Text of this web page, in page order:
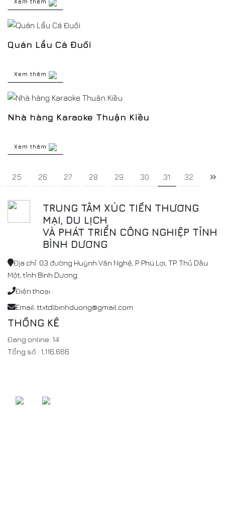
Xem thêm
Quán Lẩu Cá Đuối
Xem thêm
Nhà hàng Karaoke Thuận Kiều
Xem thêm
25 26 27 28 29 30 31 32
TRUNG TÂM XÚC TIẾN THƯƠNG
MẠI, DU LỊCH
VÀ PHÁT TRIỂN CÔNG NGHIỆP TỈNH
BÌNH DƯƠNG
Địa chỉ: 03 đường Huỳnh Văn Nghệ, P. Phú Lợi, TP. Thủ Dầu
Một, tỉnh Bình Dương
Điện thoại :
Email: ttxtdlbinhduong@gmail.com
THỐNG KÊ
Đang online: 14
Tổng số : 1,116,666